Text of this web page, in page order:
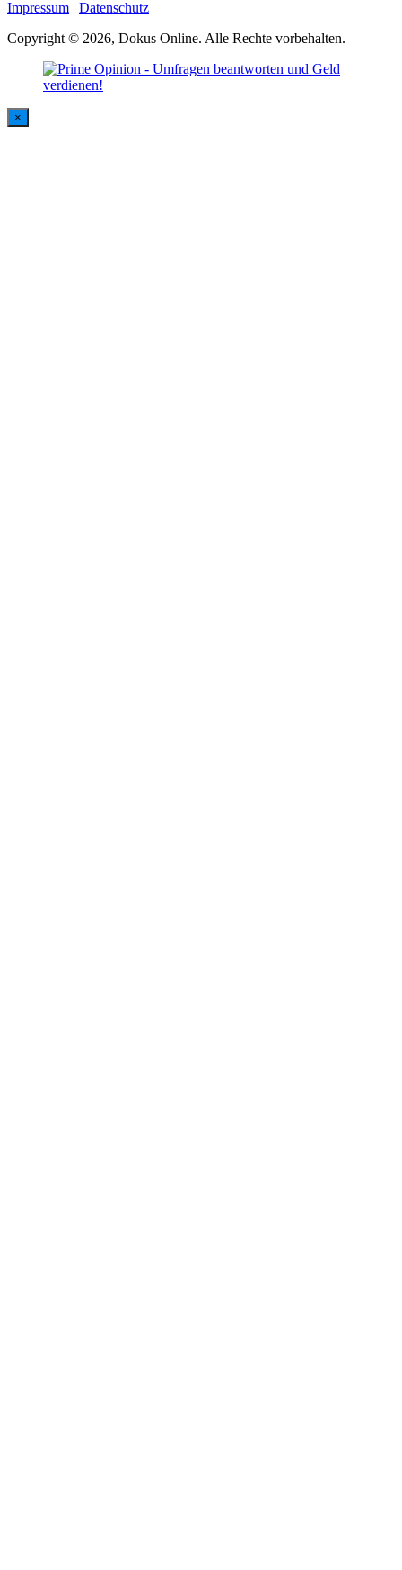
Impressum | Datenschutz
Copyright © 2026, Dokus Online. Alle Rechte vorbehalten.
×